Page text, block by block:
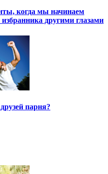
когда мы начинаем
избранника другими глазами
парня?